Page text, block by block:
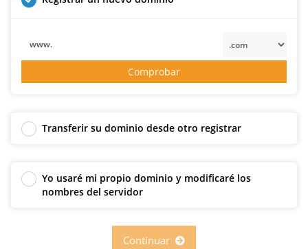
www.
Comprobar
Transferir su dominio desde otro registrar
Yo usaré mi propio dominio y modificaré los
nombres del servidor